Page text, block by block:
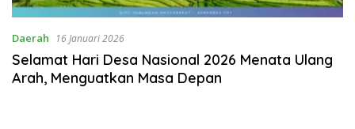
Daerah 16 Januari 2026
Selamat Hari Desa Nasional 2026 Menata Ulang
Arah, Menguatkan Masa Depan